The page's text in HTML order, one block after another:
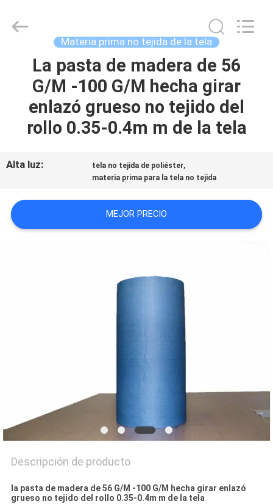
HOGAR
PRODUCTOS
NOSOTROS
VIAJE
DE
CONTACTO
CON
NOTICIAS
CO.,LTD.
Materia prima no tejida de la tela
La pasta de madera de 56
G/M -100 G/M hecha girar
enlazó grueso no tejido del
rollo 0.35-0.4m m de la tela
Alta luz: tela no tejida de poliéster,
materia prima para la tela no tejida
MEJOR PRECIO
Descripción de producto
la pasta de madera de 56 G/M -100 G/M hecha girar enlazó
grueso no tejido del rollo 0.35-0.4m m de la tela